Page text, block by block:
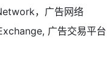
，广告网络
广告交易平台